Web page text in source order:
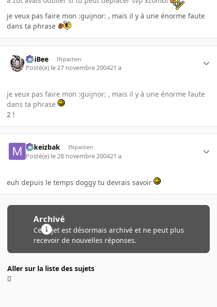
je veux pas faire mon :guijnor: , mais il y à une énorme faute
dans ta phrase
PhiBee INpactien
Posté(e) le 27 novembre 200421 a
je veux pas faire mon :guijnor: , mais il y à une énorme faute
dans ta phrase
2 !
Mikeizbak INpactien
Posté(e) le 28 novembre 200421 a
euh depuis le temps doggy tu devrais savoir
Archivé
Ce sujet est désormais archivé et ne peut plus
recevoir de nouvelles réponses.
Aller sur la liste des sujets